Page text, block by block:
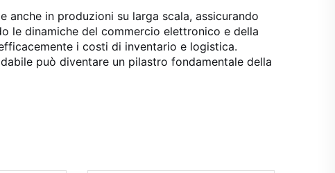
in produzioni su larga scala, assicurando
le dinamiche del commercio elettronico e della
i costi di inventario e logistica.
può diventare un pilastro fondamentale della